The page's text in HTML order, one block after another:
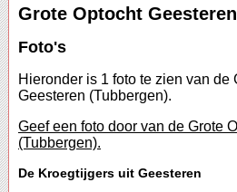
Grote Optocht
Foto's
Hieronder is 1 foto te zien van de
Geesteren (Tubbergen).
Geef een foto door van de Grote
(Tubbergen).
De Kroegtijgers uit Geesteren